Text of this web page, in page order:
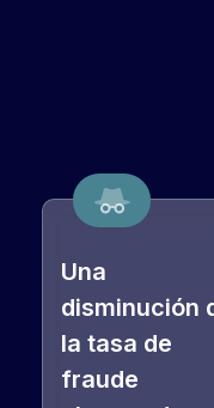
Una
disminución
la tasa de
fraude